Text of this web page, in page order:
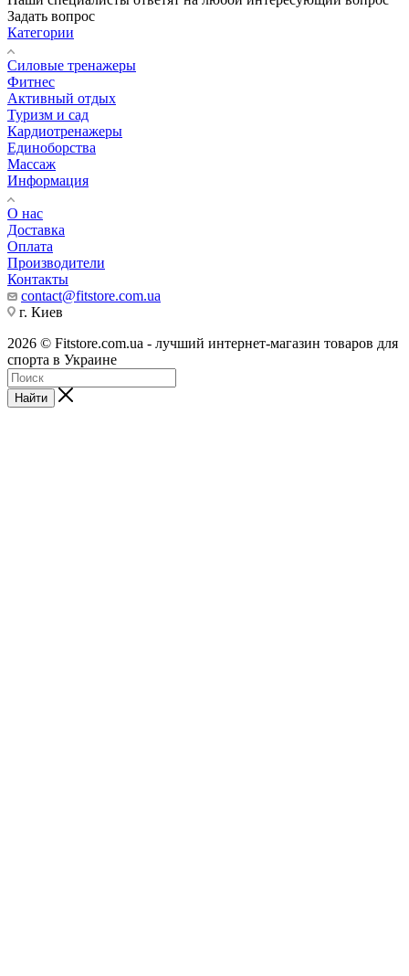
Задать вопрос
Категории
Силовые тренажеры
Фитнес
Активный отдых
Туризм и сад
Кардиотренажеры
Единоборства
Массаж
Информация
О нас
Доставка
Оплата
Производители
Контакты
contact@fitstore.com.ua
г. Киев
2026 © Fitstore.com.ua - лучший интернет-магазин товаров для
спорта в Украине
Найти